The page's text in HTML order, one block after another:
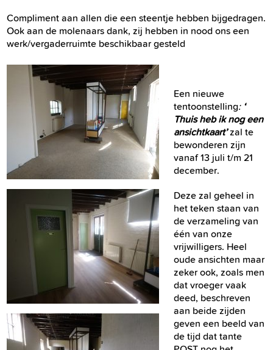
Compliment aan allen die een steentje hebben bijgedragen.
Ook aan de molenaars dank, zij hebben in nood ons een
werk/vergaderruimte beschikbaar gesteld
Een nieuwe
tentoonstelling: ‘
Thuis heb ik nog een
ansichtkaart’zal te
bewonderen zijn
vanaf 13 juli t/m 21
december.
Deze zal geheel in
het teken staan van
de verzameling van
één van onze
vrijwilligers. Heel
oude ansichten maar
zeker ook, zoals men
dat vroeger vaak
deed, beschreven
aan beide zijden
geven een beeld van
de tijd dat tante